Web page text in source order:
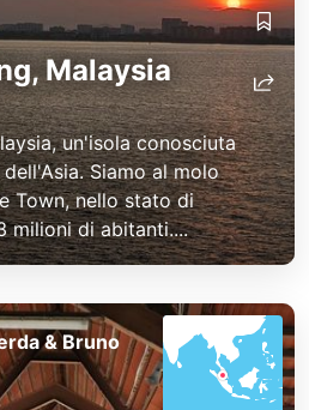
Malaysia
un'isola conosciuta
Siamo al molo
Town, nello stato di
milioni di abitanti....
& Bruno